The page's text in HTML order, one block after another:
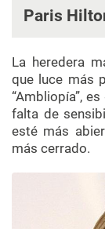
Paris
La heredera
que luce más
“Ambliopía”, es
falta de
esté más
más cerrado.